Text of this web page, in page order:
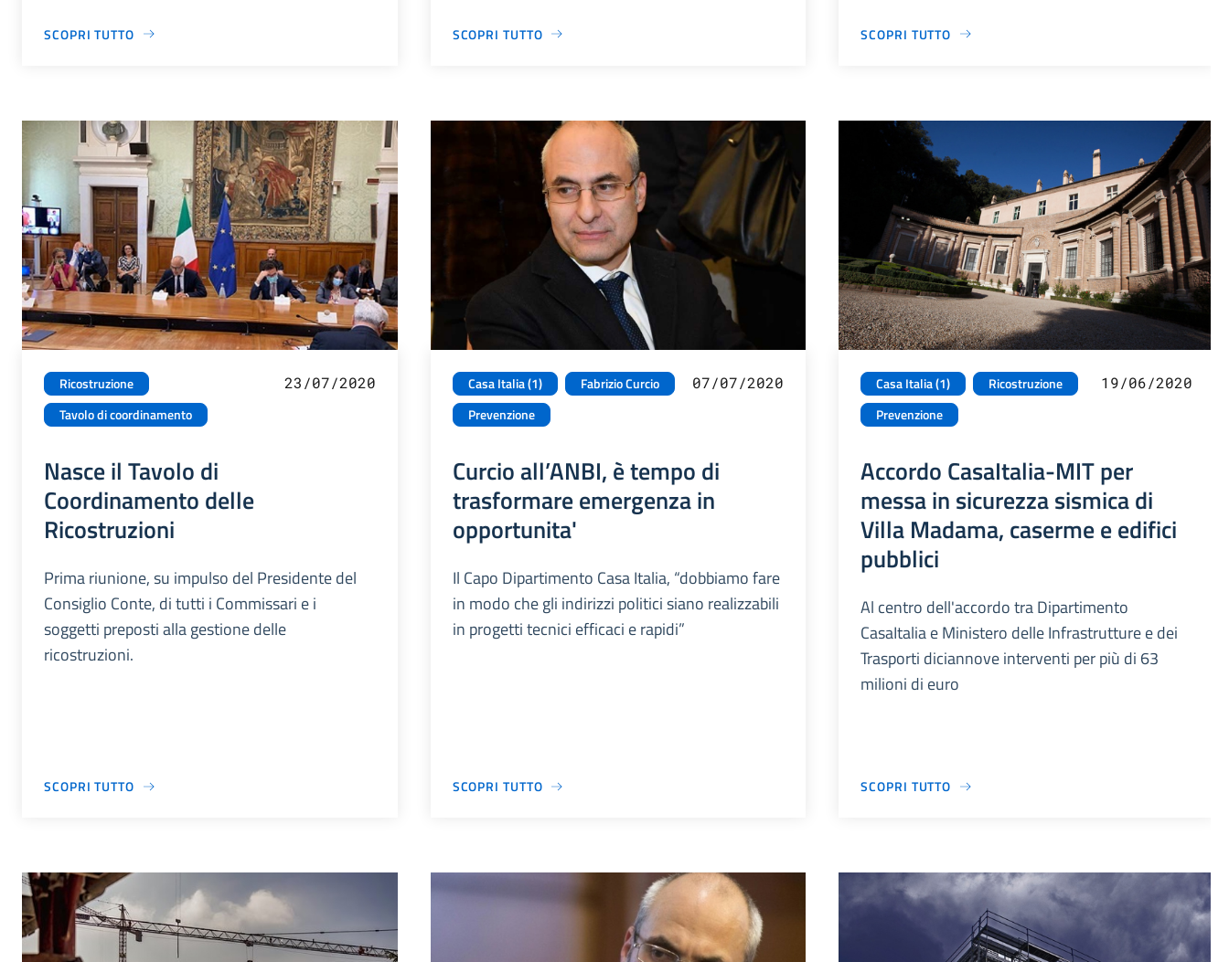
SCOPRI TUTTO SCOPRI TUTTO SCOPRI TUTTO
Ricostruzione
Tavolo di coordinamento
23/07/2020
Nasce il Tavolo di
Coordinamento delle
Ricostruzioni
Prima riunione, su impulso del Presidente del
Consiglio Conte, di tutti i Commissari e i
soggetti preposti alla gestione delle
ricostruzioni.
SCOPRI TUTTO
Casa Italia (1)
Fabrizio Curcio
Prevenzione
07/07/2020
Curcio all’ANBI, è tempo di
trasformare emergenza in
opportunita'
Il Capo Dipartimento Casa Italia, “dobbiamo fare
in modo che gli indirizzi politici siano realizzabili
in progetti tecnici efficaci e rapidi”
SCOPRI TUTTO
Casa Italia (1)
Ricostruzione
Prevenzione
19/06/2020
Accordo CasaItalia-MIT per
messa in sicurezza sismica di
Villa Madama, caserme e edifici
pubblici
Al centro dell'accordo tra Dipartimento
CasaItalia e Ministero delle Infrastrutture e dei
Trasporti diciannove interventi per più di 63
milioni di euro
SCOPRI TUTTO